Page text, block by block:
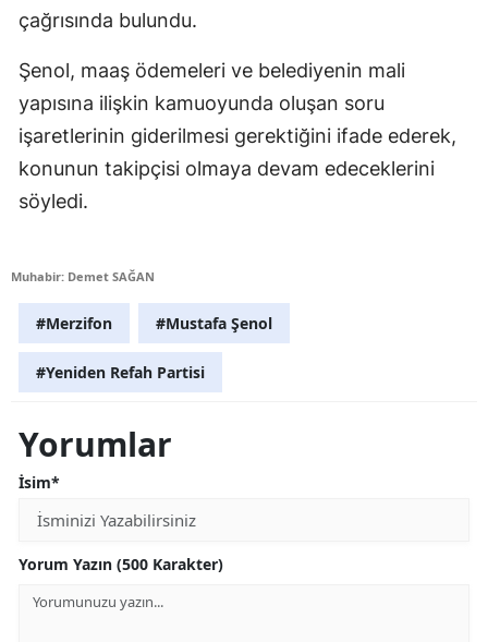
çağrısında bulundu.
Şenol, maaş ödemeleri ve belediyenin mali
yapısına ilişkin kamuoyunda oluşan soru
işaretlerinin giderilmesi gerektiğini ifade ederek,
konunun takipçisi olmaya devam edeceklerini
söyledi.
Muhabir: Demet SAĞAN
#Merzifon #Mustafa Şenol
#Yeniden Refah Partisi
Yorumlar
İsim*
Yorum Yazın (500 Karakter)